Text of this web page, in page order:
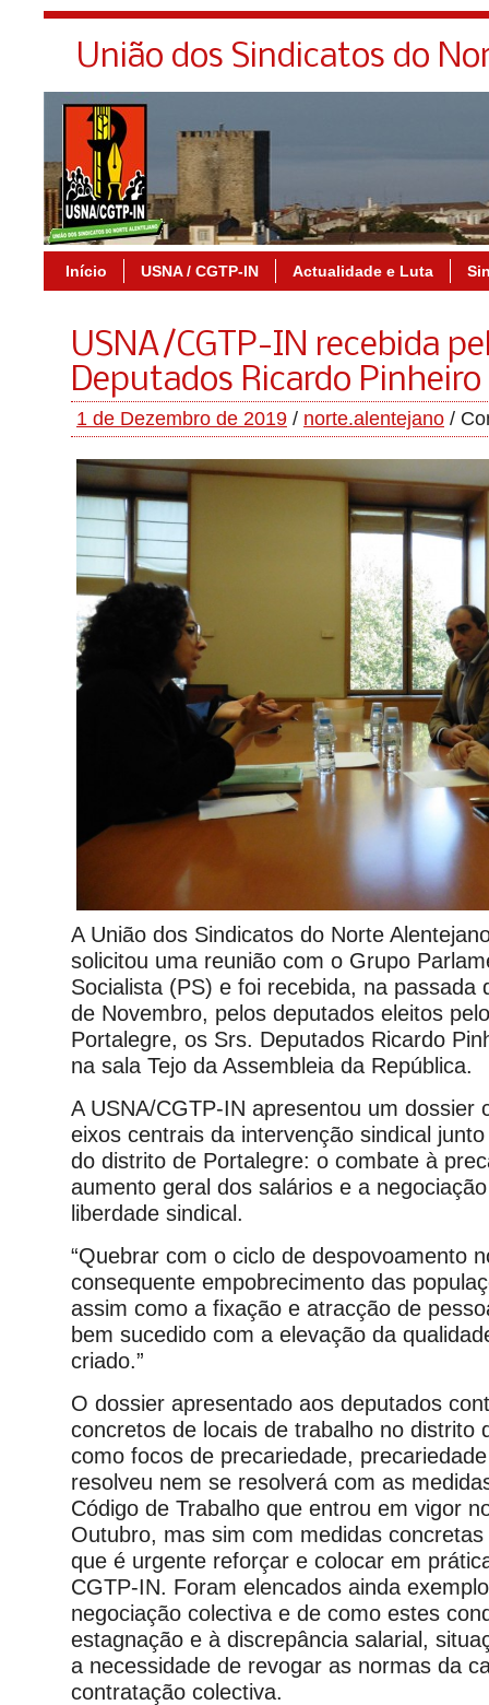
União dos Sindicatos do
Início USNA / CGTP-IN Actualidade e Luta
USNA/CGTP-IN recebida
Deputados Ricardo Pinheiro
1 de Dezembro de 2019 / norte.alentejano /
A União dos Sindicatos do Norte
solicitou uma reunião com o Grupo
Socialista (PS) e foi recebida, na passada
de Novembro, pelos deputados eleitos
Portalegre, os Srs. Deputados Ricardo
na sala Tejo da Assembleia da República.
A USNA/CGTP-IN apresentou um dossier
eixos centrais da intervenção sindical
do distrito de Portalegre: o combate à
aumento geral dos salários e a
liberdade sindical.
“Quebrar com o ciclo de despovoamento
consequente empobrecimento das
assim como a fixação e atracção de
bem sucedido com a elevação da
criado.”
O dossier apresentado aos deputados
concretos de locais de trabalho no distrito
como focos de precariedade,
resolveu nem se resolverá com as
Código de Trabalho que entrou em vigor
Outubro, mas sim com medidas
que é urgente reforçar e colocar em
CGTP-IN. Foram elencados ainda
negociação colectiva e de como estes
estagnação e à discrepância salarial,
a necessidade de revogar as normas da
contratação colectiva.